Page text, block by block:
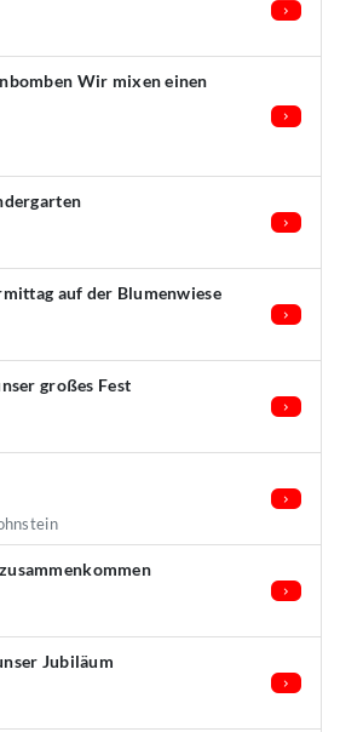
Wir mixen einen
auf der Blumenwiese
großes Fest
Jubiläum